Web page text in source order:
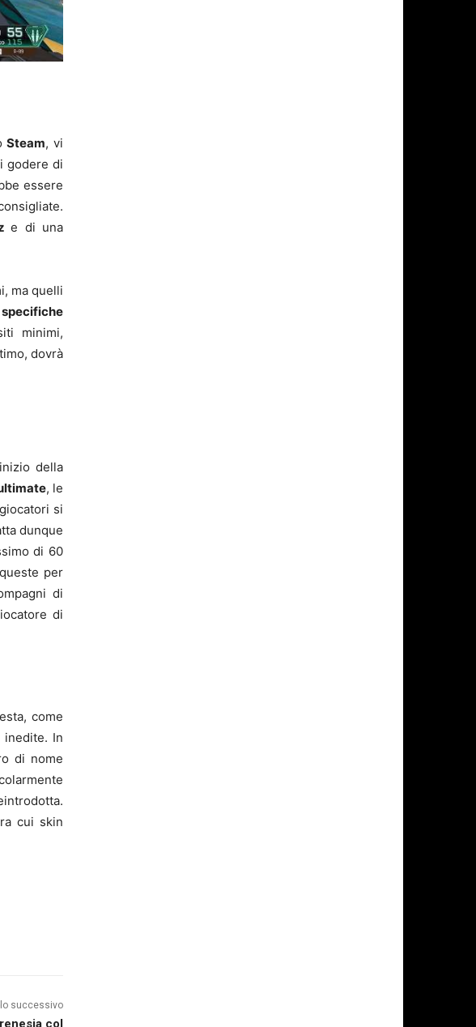
Steam, vi
godere di
essere
e di una
ma quelli
specifiche
minimi,
dovrà
della
, le
si
dunque
di 60
per
di
di
come
inedite. In
di nome
cui skin
successivo
col